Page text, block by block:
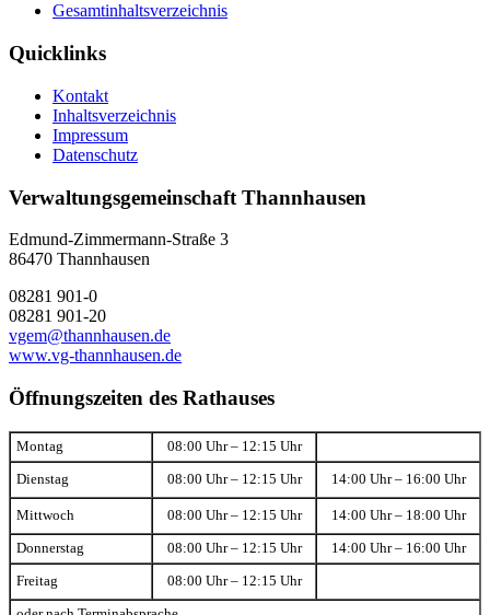
Gesamtinhaltsverzeichnis
Quicklinks
Kontakt
Inhaltsverzeichnis
Impressum
Datenschutz
Verwaltungsgemeinschaft Thannhausen
Edmund-Zimmermann-Straße 3
86470 Thannhausen
08281 901-0
08281 901-20
vgem@thannhausen.de
www.vg-thannhausen.de
Öffnungszeiten des Rathauses
Montag 08:00 Uhr – 12:15 Uhr
Dienstag 08:00 Uhr – 12:15 Uhr 14:00 Uhr – 16:00 Uhr
Mittwoch 08:00 Uhr – 12:15 Uhr 14:00 Uhr – 18:00 Uhr
Donnerstag 08:00 Uhr – 12:15 Uhr 14:00 Uhr – 16:00 Uhr
Freitag 08:00 Uhr – 12:15 Uhr